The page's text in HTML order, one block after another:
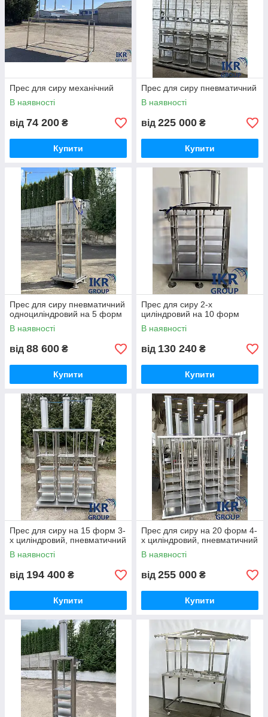
Прес для сиру механічний
В наявності
від 74 200 ₴
Купити
Прес для сиру пневматичний
В наявності
від 225 000 ₴
Купити
Прес для сиру пневматичний
одноциліндровий на 5 форм
В наявності
від 88 600 ₴
Купити
Прес для сиру 2-х
циліндровий на 10 форм
В наявності
від 130 240 ₴
Купити
Прес для сиру на 15 форм 3-
х циліндровий, пневматичний
В наявності
від 194 400 ₴
Купити
Прес для сиру на 20 форм 4-
х циліндровий, пневматичний
В наявності
від 255 000 ₴
Купити